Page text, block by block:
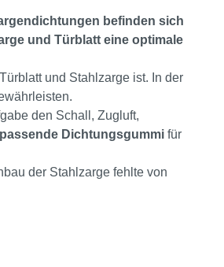
befinden sich
und Türblatt eine optimale
und Stahlzarge ist. In der
den Schall, Zugluft,
passende Dichtungsgummi für
der Stahlzarge fehlte von